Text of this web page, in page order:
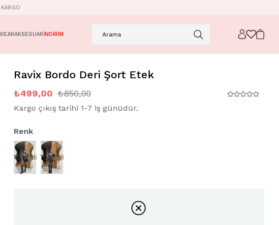
AKSESUARİNDİRİM
Ravix Bordo Deri Şort Etek
₺850,00
₺499,00
Kargo çıkış tarihi 1-7 iş günüdür.
Renk
Tükendi Tükendi